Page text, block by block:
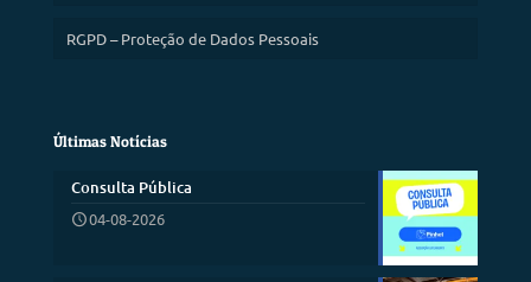
RGPD – Proteção de Dados Pessoais
Últimas Notícias
Consulta Pública
04-08-2026